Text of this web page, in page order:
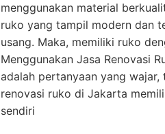
menggunakan material
ruko yang tampil modern dan
usang. Maka, memiliki ruko
Menggunakan Jasa Renovasi
adalah pertanyaan yang wajar,
renovasi ruko di Jakarta
sendiri